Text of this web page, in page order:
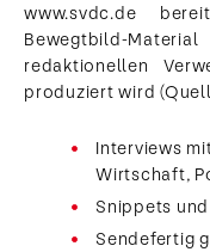
www.svdc.de
Bewegtbild-
redaktionellen
produziert wird
Interviews
Wirtschaft,
Snippets
Sendefertig